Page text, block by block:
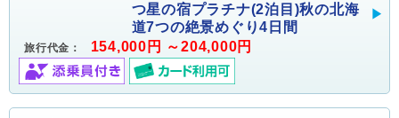
つ星の宿プラチナ(2泊目)秋の北海
道7つの絶景めぐり4日間
旅行代金： 154,000円 ～204,000円